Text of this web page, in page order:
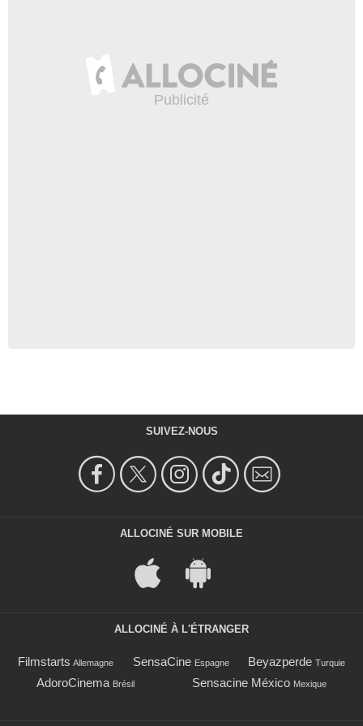
SUIVEZ-NOUS
ALLOCINÉ SUR MOBILE
ALLOCINÉ À L'ÉTRANGER
Filmstarts Allemagne SensaCine Espagne Beyazperde Turquie
AdoroCinema Brésil Sensacine México Mexique